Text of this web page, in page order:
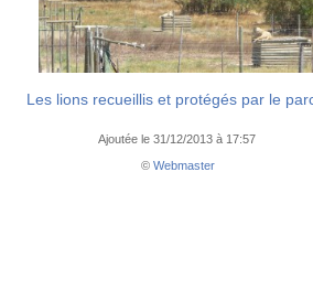
Les lions recueillis et protégés par le
Ajoutée le 31/12/2013 à 17:57
©Webmaster